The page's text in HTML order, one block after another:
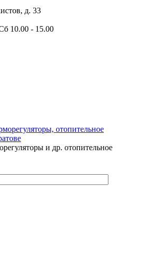
д. 33
10.00 - 15.00
и др. отопительное